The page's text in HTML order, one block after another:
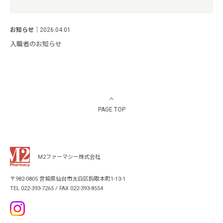
お知らせ 2026.04.01
入職者のお知らせ
PAGE TOP
M2ファーマシー株式会社
〒982-0805 宮城県仙台市太白区鈎取本町1-13-1
TEL 022-393-7265 / FAX 022-393-8554